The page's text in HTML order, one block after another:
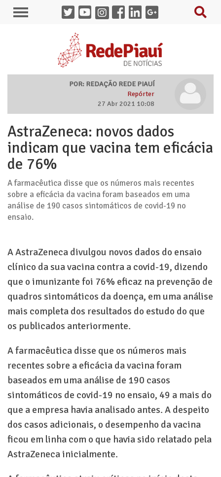
POR: REDAÇÃO REDE PIAUÍ
Repórter
27 Abr 2021 10:08
AstraZeneca: novos dados
indicam que vacina tem eficácia
de 76%
A farmacêutica disse que os números mais recentes
sobre a eficácia da vacina foram baseados em uma
análise de 190 casos sintomáticos de covid-19 no
ensaio.
A AstraZeneca divulgou novos dados do ensaio
clínico da sua vacina contra a covid-19, dizendo
que o imunizante foi 76% eficaz na prevenção de
quadros sintomáticos da doença, em uma análise
mais completa dos resultados do estudo do que
os publicados anteriormente.
A farmacêutica disse que os números mais
recentes sobre a eficácia da vacina foram
baseados em uma análise de 190 casos
sintomáticos de covid-19 no ensaio, 49 a mais do
que a empresa havia analisado antes. A despeito
dos casos adicionais, o desempenho da vacina
ficou em linha com o que havia sido relatado pela
AstraZeneca inicialmente.